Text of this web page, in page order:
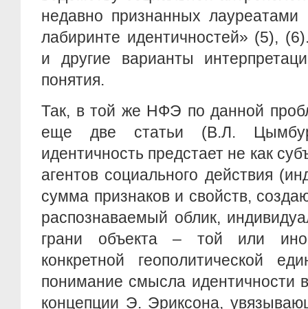
недавно признанных лауреатами
лабиринте идентичностей» (5),
и другие варианты
понятия.
Так, в той же НФЭ по данной
еще две статьи (В.Л.
идентичность предстает не как
агентов социального действия
сумма признаков и свойств,
распознаваемый облик,
грани объекта – той или
конкретной геополитической
понимание смысла идентичности
концепции Э. Эриксона,